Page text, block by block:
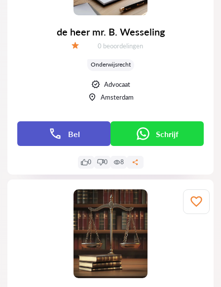
de heer mr. B. Wesseling
Getuigenissen:
0 beoordelingen
Onderwijsrecht
Advocaat
Amsterdam
Bel Schrijf
0 0 8